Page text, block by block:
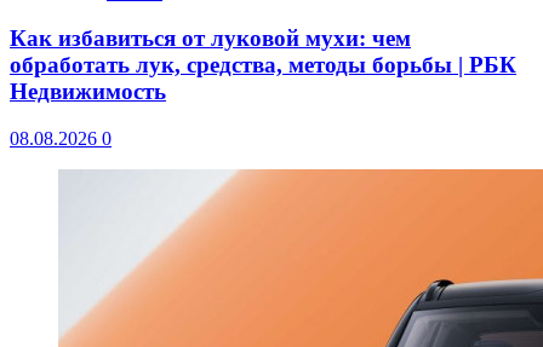
Как избавиться от луковой мухи: чем
обработать лук, средства, методы борьбы | РБК
Недвижимость
08.08.2026 0